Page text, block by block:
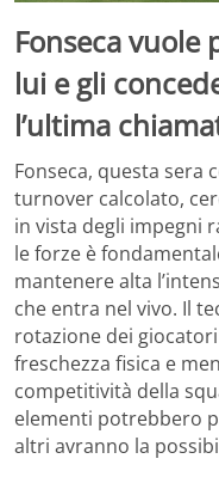
Fonseca vuole
lui e gli
l’ultima
Fonseca, questa sera
turnover calcolato,
in vista degli impegni
le forze è
mantenere alta
che entra nel vivo. Il
rotazione dei
freschezza fisica e
competitività della
elementi potrebbero
altri avranno la